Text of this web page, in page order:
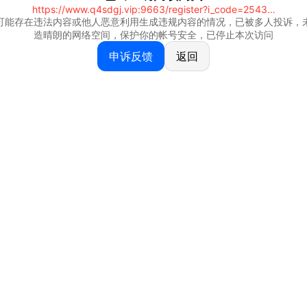
https://www.q4sdgj.vip:9663/register?i_code=25430844
能存在违法内容或他人恶意利用生成违规内容的情况，已被多人投诉，
造晴朗的网络空间，保护你的帐号安全，已停止本次访问
申诉反馈 返回